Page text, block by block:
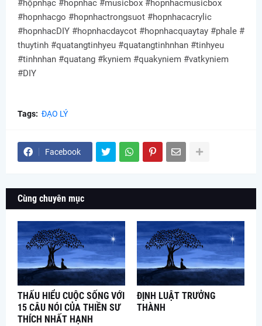
#hộpnhạc #hopnhac #musicbox #hopnhacmusicbox
#hopnhacgo #hopnhactrongsuot #hopnhacacrylic
#hopnhacDIY #hopnhacdaycot #hopnhacquaytay #phale #
thuytinh #quatangtinhyeu #quatangtinhnhan #tinhyeu
#tinhnhan #quatang #kyniem #quakyniem #vatkyniem
#DIY
Tags: ĐẠO LÝ
Facebook
Cùng chuyên mục
THẤU HIỂU CUỘC SỐNG VỚI
15 CÂU NÓI CỦA THIỀN SƯ
THÍCH NHẤT HẠNH
ĐỊNH LUẬT TRƯỞNG
THÀNH